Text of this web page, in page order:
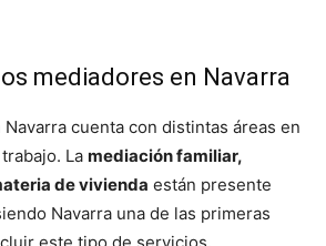
mediadores en Navarra
cuenta con distintas áreas en
La mediación familiar,
de vivienda están presente
Navarra una de las primeras